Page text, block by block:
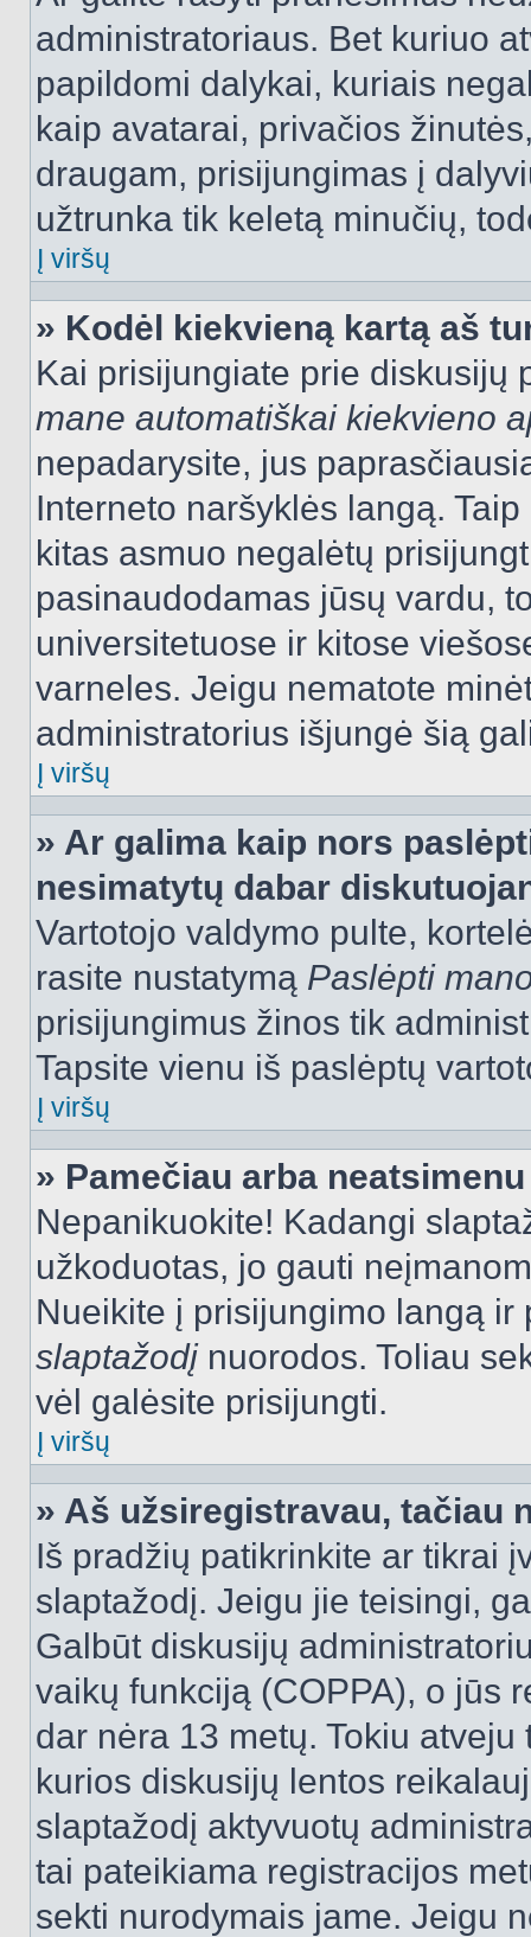
administratoriaus. Bet kuriuo
papildomi dalykai, kuriais
kaip avatarai, privačios
draugam, prisijungimas į
užtrunka tik keletą minučių,
Į viršų
» Kodėl kiekvieną kartą aš
Kai prisijungiate prie diskusijų
mane automatiškai kiekvieno
nepadarysite, jus
Interneto naršyklės langą.
kitas asmuo negalėtų
pasinaudodamas jūsų vardu,
universitetuose ir kitose
varneles. Jeigu nematote
administratorius išjungė šią
Į viršų
» Ar galima kaip nors
nesimatytų dabar
Vartotojo valdymo pulte,
rasite nustatymą Paslėpti
prisijungimus žinos tik
Tapsite vienu iš paslėptų
Į viršų
» Pamečiau arba
Nepanikuokite! Kadangi
užkoduotas, jo gauti
Nueikite į prisijungimo langą
slaptažodįnuorodos. Toliau
vėl galėsite prisijungti.
Į viršų
» Aš užsiregistravau, tačiau
Iš pradžių patikrinkite ar tikrai
slaptažodį. Jeigu jie teisingi,
Galbūt diskusijų
vaikų funkciją (COPPA), o jūs
dar nėra 13 metų. Tokiu
kurios diskusijų lentos
slaptažodį aktyvuotų
tai pateikiama registracijos
sekti nurodymais jame. Jeigu